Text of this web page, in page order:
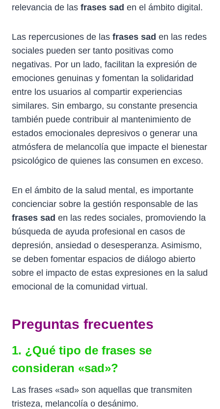
relevancia de las frases sad en el ámbito digital.
Las repercusiones de las frases sad en las redes
sociales pueden ser tanto positivas como
negativas. Por un lado, facilitan la expresión de
emociones genuinas y fomentan la solidaridad
entre los usuarios al compartir experiencias
similares. Sin embargo, su constante presencia
también puede contribuir al mantenimiento de
estados emocionales depresivos o generar una
atmósfera de melancolía que impacte el bienestar
psicológico de quienes las consumen en exceso.
En el ámbito de la salud mental, es importante
concienciar sobre la gestión responsable de las
frases sad en las redes sociales, promoviendo la
búsqueda de ayuda profesional en casos de
depresión, ansiedad o desesperanza. Asimismo,
se deben fomentar espacios de diálogo abierto
sobre el impacto de estas expresiones en la salud
emocional de la comunidad virtual.
Preguntas frecuentes
1. ¿Qué tipo de frases se
consideran «sad»?
Las frases «sad» son aquellas que transmiten
tristeza, melancolía o desánimo.